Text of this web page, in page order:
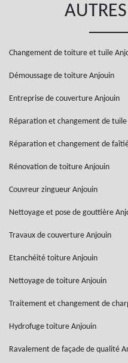
Changement de toiture et tuile
Démoussage de toiture Anjouin
Entreprise de couverture Anjouin
Réparation et changement de
Réparation et changement de
Rénovation de toiture Anjouin
Couvreur zingueur Anjouin
Nettoyage et pose de gouttière
Travaux de couverture Anjouin
Etanchéité toiture Anjouin
Nettoyage de toiture Anjouin
Traitement et changement de
Hydrofuge toiture Anjouin
Ravalement de façade de qualité